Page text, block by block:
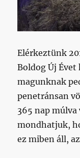
Elérkeztünk
Boldog Új
magunknak
penetránsan
365 nap
mondhatjuk,
ez miben áll,